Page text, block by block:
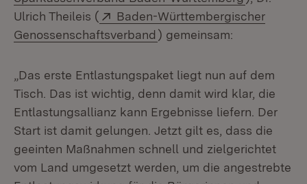
Ulrich Theileis (
Extern:
Baden-Württembergischer
Genossenschaftsverband (Öffnet in neuem Fenster)
) gemeinsam:
„Das erste Entlastungspaket liegt nun auf dem
Tisch. Das ist wichtig, denn damit wird klar, die
Entlastungsallianz kann Ergebnisse liefern. Der
Start ist damit gelungen. Jetzt gilt es, dass die
geeinten Maßnahmen schnell und zielgerichtet
vom Land umgesetzt werden, um die angestrebte